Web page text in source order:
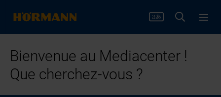
Bienvenue au Mediacenter !
Que cherchez-vous ?